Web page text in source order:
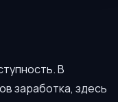
В
заработка, здесь